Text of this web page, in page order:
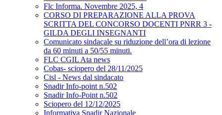
Flc Informa. Novembre 2025, 4
CORSO DI PREPARAZIONE ALLA PROVA
SCRITTA DEL CONCORSO DOCENTI PNRR 3 -
GILDA DEGLI INSEGNANTI
Comunicato sindacale su riduzione dell’ora di lezione
da 60 minuti a 50/55 minuti.
FLC CGIL Ata news
Cobas- sciopero del 28/11/2025
Cisl - News dal sindacato
Snadir Info-point n.502
Snadir Info-Point n.502
Sciopero del 12/12/2025
Informativa Snadir Nazionale